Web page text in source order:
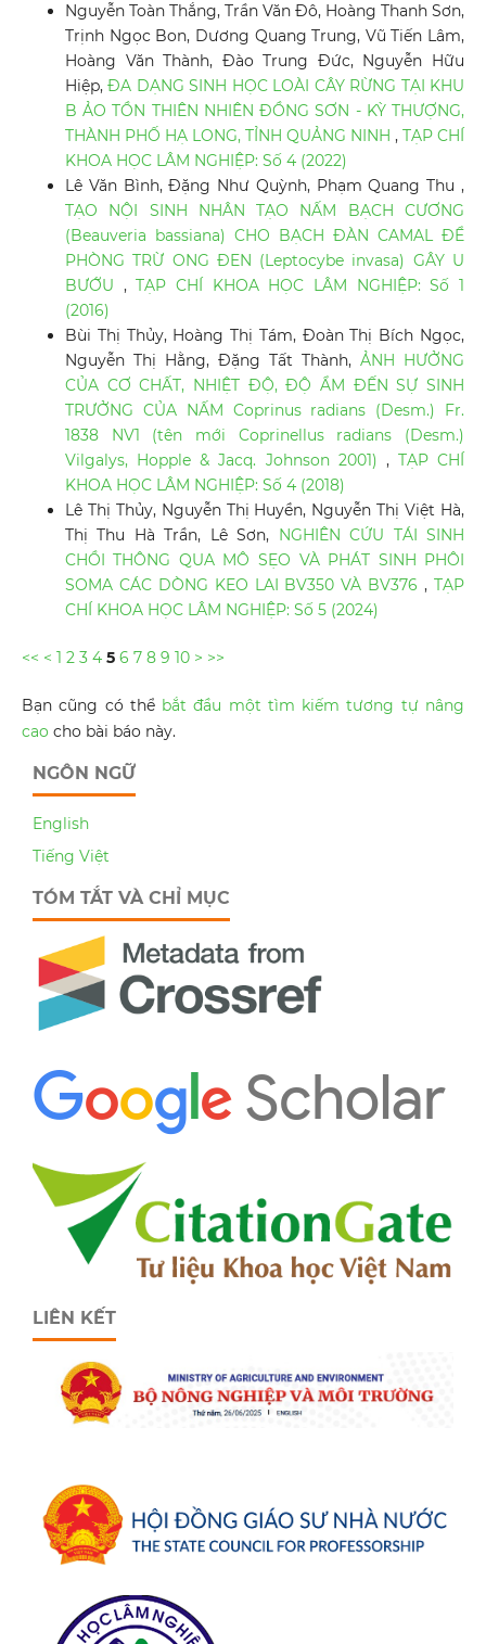
Nguyễn Toàn Thắng, Trần Văn Đô, Hoàng Thanh Sơn,
Trịnh Ngọc Bon, Dương Quang Trung, Vũ Tiến Lâm,
Hoàng Văn Thành, Đào Trung Đức, Nguyễn Hữu
Hiệp,ĐA DẠNG SINH HỌC LOÀI CÂY RỪNG TẠI KHU
B ẢO TỒN THIÊN NHIÊN ĐỒNG SƠN - KỲ THƯỢNG,
THÀNH PHỐ HẠ LONG, TỈNH QUẢNG NINH,TẠP CHÍ
KHOA HỌC LÂM NGHIỆP: Số 4 (2022)
Lê Văn Bình, Đặng Như Quỳnh, Phạm Quang Thu ,
TẠO NỘI SINH NHÂN TẠO NẤM BẠCH CƯƠNG
(Beauveria bassiana) CHO BẠCH ĐÀN CAMAL ĐỂ
PHÒNG TRỪ ONG ĐEN (Leptocybe invasa) GÂY U
BƯỚU ,TẠP CHÍ KHOA HỌC LÂM NGHIỆP: Số 1
(2016)
Bùi Thị Thủy, Hoàng Thị Tám, Đoàn Thị Bích Ngọc,
Nguyễn Thị Hằng, Đặng Tất Thành,ẢNH HƯỞNG
CỦA CƠ CHẤT, NHIỆT ĐỘ, ĐỘ ẨM ĐẾN SỰ SINH
TRƯỞNG CỦA NẤM Coprinus radians (Desm.) Fr.
1838 NV1 (tên mới Coprinellus radians (Desm.)
Vilgalys, Hopple & Jacq. Johnson 2001) , TẠP CHÍ
KHOA HỌC LÂM NGHIỆP: Số 4 (2018)
Lê Thị Thủy, Nguyễn Thị Huyền, Nguyễn Thị Việt Hà,
Thị Thu Hà Trần, Lê Sơn,
NGHIÊN CỨU TÁI SINH
CHỒI THÔNG QUA MÔ SẸO VÀ PHÁT SINH PHÔI
SOMA CÁC DÒNG KEO LAI BV350 VÀ BV376,TẠP
CHÍ KHOA HỌC LÂM NGHIỆP: Số 5 (2024)
<< < 1 2 3 4 5 6 7 8 9 10 > >>
Bạn cũng có thể bắt đầu một tìm kiếm tương tự nâng
cao cho bài báo này.
NGÔN NGỮ
English
Tiếng Việt
TÓM TẮT VÀ CHỈ MỤC
LIÊN KẾT